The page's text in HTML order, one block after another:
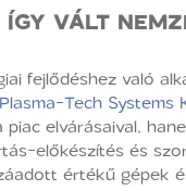
VÁLT
fejlődéshez való
Plasma-Tech Systems
elvárásaival,
előkészítés és
értékű gépek